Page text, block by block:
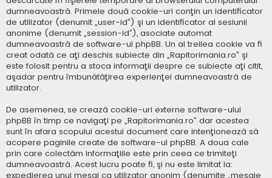
dumneavoastră. Primele două cookie-uri conţin un identificator
de utilizator (denumit „user-id”) şi un identificator al sesiunii
anonime (denumit „session-id”), asociate automat
dumneavoastră de software-ul phpBB. Un al treilea cookie va fi
creat odată ce aţi deschis subiecte din „Rapitorimania.ro” şi
este folosit pentru a stoca informaţii despre ce subiecte aţi citit,
aşadar pentru îmbunătăţirea experienţei dumneavoastră de
utilizator.
De asemenea, se crează cookie-uri externe software-ului
phpBB în timp ce navigaţi pe „Rapitorimania.ro” dar acestea
sunt în afara scopului acestui document care intenţionează să
acopere paginile create de software-ul phpBB. A doua cale
prin care colectăm informaţiile este prin ceea ce trimiteţi
dumneavoastră. Acest lucru poate fi, şi nu este limitat la:
expedierea unui mesaj ca utilizator anonim (denumite „mesaje